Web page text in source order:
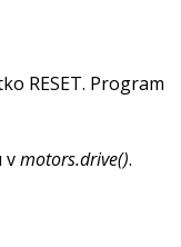
RESET. Program
vmotors.drive().